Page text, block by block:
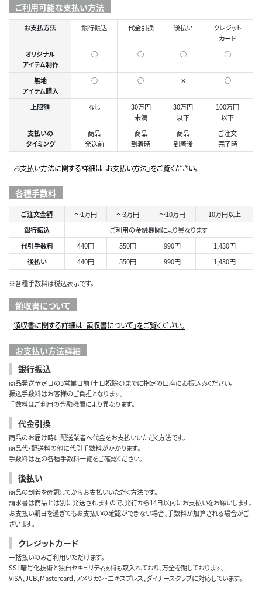
ご利用可能な支払い方法
お支払方法 銀行振込 代金引換 後払い
クレジット
カード
オリジナル
アイテム制作
○ ○ ○ ◯
無地
アイテム購入
○ ○ ✕ ○
上限額 なし
30万円
未満
30万円
以下
100万円
以下
支払いの
タイミング
商品
発送前
商品
到着時
商品
到着後
ご注文
完了時
お支払い方法に関する詳細は「お支払い方法」をご覧ください。
各種手数料
ご注文金額 ～1万円 ～3万円 ～10万円
10万円以上
銀行振込
ご利用の金融機関により異なります
代引手数料
440円 550円 990円
1,430円
後払い
440円 550円 990円 1,430円
※各種手数料は税込表示です。
領収書について
領収書に関する詳細は「領収書について」をご覧ください。
お支払い方法詳細
銀行振込
商品発送予定日の3営業日前（土日祝除く）までに指定の口座にお振込みください。
振込手数料はお客様のご負担となります。
手数料はご利用の金融機関により異なります。
代金引換
商品のお届け時に配送業者へ代金をお支払いいただく方法です。
商品代・配送料の他に代引手数料がかかります。
手数料は左の各種手数料一覧をご確認ください。
後払い
商品の到着を確認してからお支払いいただく方法です。
請求書は商品とは別に発送されますので、発行から14日以内にお支払いをお願いします。
お支払い期日を過ぎてもお支払いの確認ができない場合、手数料が加算される場合がご
ざいます。
クレジットカード
一括払いのみご利用いただけます。
SSL暗号化技術と独自セキュリティ技術も取入れており、万全を期しております。
VISA、JCB、Mastercard、アメリカン・エキスプレス、ダイナースクラブに対応しています。